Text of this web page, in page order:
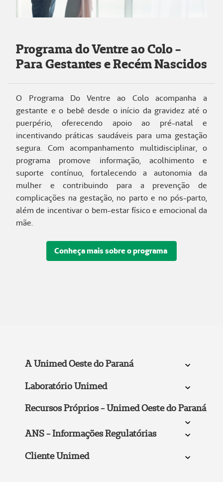
Programa do Ventre ao Colo -
Para Gestantes e Recém Nascidos
O Programa Do Ventre ao Colo acompanha a
gestante e o bebê desde o início da gravidez até o
puerpério, oferecendo apoio ao pré-natal e
incentivando práticas saudáveis para uma gestação
segura. Com acompanhamento multidisciplinar, o
programa promove informação, acolhimento e
suporte contínuo, fortalecendo a autonomia da
mulher e contribuindo para a prevenção de
complicações na gestação, no parto e no pós-parto,
além de incentivar o bem-estar físico e emocional da
mãe.
Conheça mais sobre o programa
A Unimed Oeste do Paraná
Laboratório Unimed
Recursos Próprios - Unimed Oeste do Paraná
ANS - Informações Regulatórias
Cliente Unimed